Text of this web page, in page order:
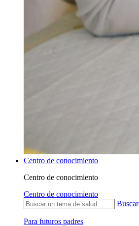
Centro de conocimiento
Centro de conocimiento
Centro de conocimiento
Buscar
Para futuros padres